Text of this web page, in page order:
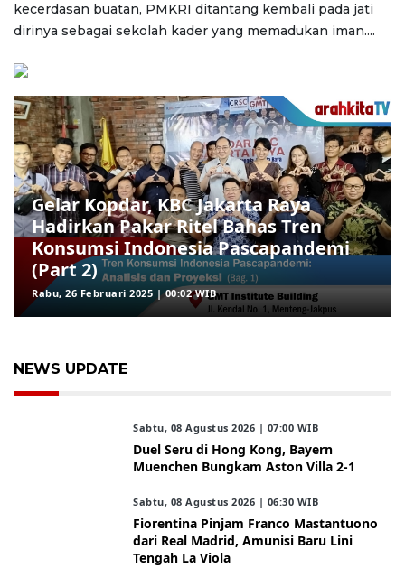
kecerdasan buatan, PMKRI ditantang kembali pada jati
dirinya sebagai sekolah kader yang memadukan iman....
Gelar Kopdar, KBC Jakarta Raya
Hadirkan Pakar Ritel Bahas Tren
Konsumsi Indonesia Pascapandemi
(Part 2)
Rabu, 26 Februari 2025 | 00:02 WIB
NEWS UPDATE
Sabtu, 08 Agustus 2026 | 07:00 WIB
Duel Seru di Hong Kong, Bayern
Muenchen Bungkam Aston Villa 2-1
Sabtu, 08 Agustus 2026 | 06:30 WIB
Fiorentina Pinjam Franco Mastantuono
dari Real Madrid, Amunisi Baru Lini
Tengah La Viola